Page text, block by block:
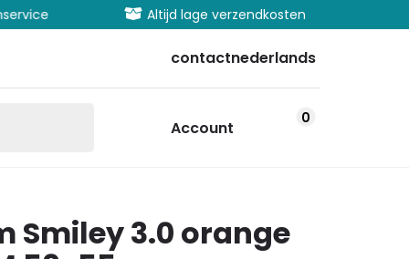
Altijd lage verzendkosten
contactnederlands
Account 0
Smiley 3.0 orange